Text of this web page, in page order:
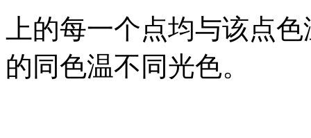
上的每一个点均与该点
的同色温不同光色。